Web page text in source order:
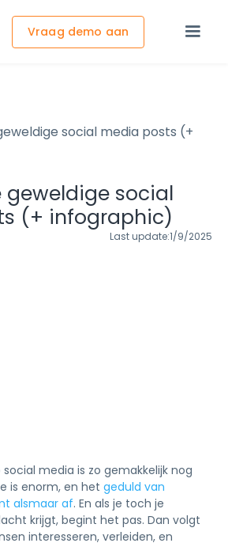
Vraag demo aan
social media posts (+
geweldige social
(+ infographic)
Last update:1/9/2025
media is zo gemakkelijk nog
is enorm, en het geduld van
alsmaar af. En als je toch je
krijgt, begint het pas. Dan volgt
interesseren, verleiden, en